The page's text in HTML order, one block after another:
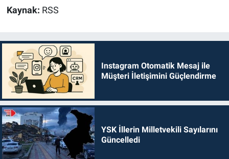
Kaynak: RSS
Instagram Otomatik Mesaj ile
Müşteri İletişimini Güçlendirme
YSK İllerin Milletvekili Sayılarını
Güncelledi